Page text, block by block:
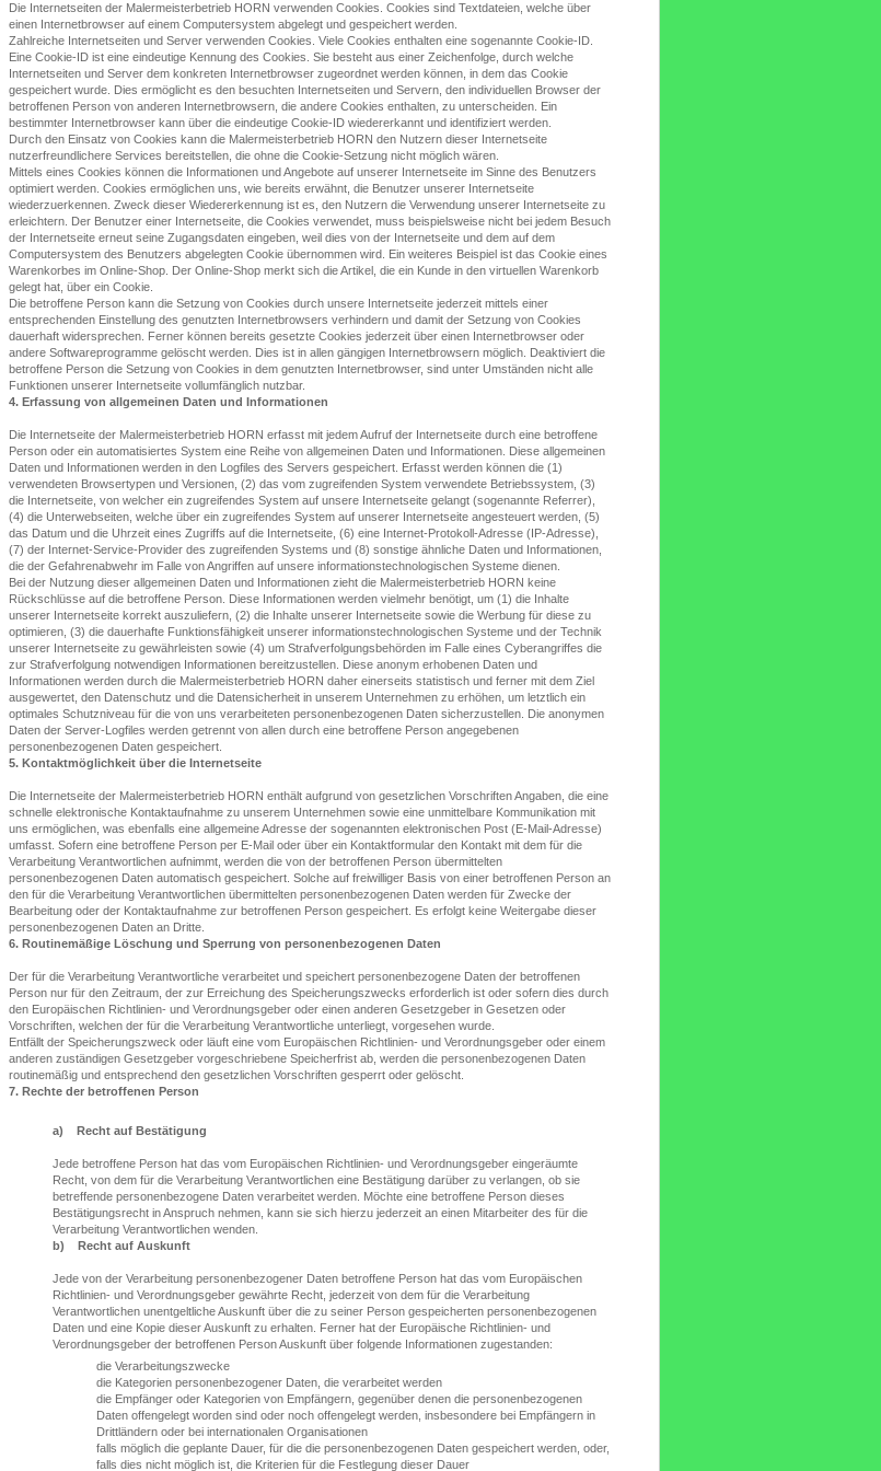
Die Internetseiten der Malermeisterbetrieb HORN verwenden Cookies. Cookies sind Textdateien, welche über
einen Internetbrowser auf einem Computersystem abgelegt und gespeichert werden.
Zahlreiche Internetseiten und Server verwenden Cookies. Viele Cookies enthalten eine sogenannte Cookie-ID.
Eine Cookie-ID ist eine eindeutige Kennung des Cookies. Sie besteht aus einer Zeichenfolge, durch welche
Internetseiten und Server dem konkreten Internetbrowser zugeordnet werden können, in dem das Cookie
gespeichert wurde. Dies ermöglicht es den besuchten Internetseiten und Servern, den individuellen Browser der
betroffenen Person von anderen Internetbrowsern, die andere Cookies enthalten, zu unterscheiden. Ein
bestimmter Internetbrowser kann über die eindeutige Cookie-ID wiedererkannt und identifiziert werden.
Durch den Einsatz von Cookies kann die Malermeisterbetrieb HORN den Nutzern dieser Internetseite
nutzerfreundlichere Services bereitstellen, die ohne die Cookie-Setzung nicht möglich wären.
Mittels eines Cookies können die Informationen und Angebote auf unserer Internetseite im Sinne des Benutzers
optimiert werden. Cookies ermöglichen uns, wie bereits erwähnt, die Benutzer unserer Internetseite
wiederzuerkennen. Zweck dieser Wiedererkennung ist es, den Nutzern die Verwendung unserer Internetseite zu
erleichtern. Der Benutzer einer Internetseite, die Cookies verwendet, muss beispielsweise nicht bei jedem Besuch
der Internetseite erneut seine Zugangsdaten eingeben, weil dies von der Internetseite und dem auf dem
Computersystem des Benutzers abgelegten Cookie übernommen wird. Ein weiteres Beispiel ist das Cookie eines
Warenkorbes im Online-Shop. Der Online-Shop merkt sich die Artikel, die ein Kunde in den virtuellen Warenkorb
gelegt hat, über ein Cookie.
Die betroffene Person kann die Setzung von Cookies durch unsere Internetseite jederzeit mittels einer
entsprechenden Einstellung des genutzten Internetbrowsers verhindern und damit der Setzung von Cookies
dauerhaft widersprechen. Ferner können bereits gesetzte Cookies jederzeit über einen Internetbrowser oder
andere Softwareprogramme gelöscht werden. Dies ist in allen gängigen Internetbrowsern möglich. Deaktiviert die
betroffene Person die Setzung von Cookies in dem genutzten Internetbrowser, sind unter Umständen nicht alle
Funktionen unserer Internetseite vollumfänglich nutzbar.
4. Erfassung von allgemeinen Daten und Informationen
Die Internetseite der Malermeisterbetrieb HORN erfasst mit jedem Aufruf der Internetseite durch eine betroffene
Person oder ein automatisiertes System eine Reihe von allgemeinen Daten und Informationen. Diese allgemeinen
Daten und Informationen werden in den Logfiles des Servers gespeichert. Erfasst werden können die (1)
verwendeten Browsertypen und Versionen, (2) das vom zugreifenden System verwendete Betriebssystem, (3)
die Internetseite, von welcher ein zugreifendes System auf unsere Internetseite gelangt (sogenannte Referrer),
(4) die Unterwebseiten, welche über ein zugreifendes System auf unserer Internetseite angesteuert werden, (5)
das Datum und die Uhrzeit eines Zugriffs auf die Internetseite, (6) eine Internet-Protokoll-Adresse (IP-Adresse),
(7) der Internet-Service-Provider des zugreifenden Systems und (8) sonstige ähnliche Daten und Informationen,
die der Gefahrenabwehr im Falle von Angriffen auf unsere informationstechnologischen Systeme dienen.
Bei der Nutzung dieser allgemeinen Daten und Informationen zieht die Malermeisterbetrieb HORN keine
Rückschlüsse auf die betroffene Person. Diese Informationen werden vielmehr benötigt, um (1) die Inhalte
unserer Internetseite korrekt auszuliefern, (2) die Inhalte unserer Internetseite sowie die Werbung für diese zu
optimieren, (3) die dauerhafte Funktionsfähigkeit unserer informationstechnologischen Systeme und der Technik
unserer Internetseite zu gewährleisten sowie (4) um Strafverfolgungsbehörden im Falle eines Cyberangriffes die
zur Strafverfolgung notwendigen Informationen bereitzustellen. Diese anonym erhobenen Daten und
Informationen werden durch die Malermeisterbetrieb HORN daher einerseits statistisch und ferner mit dem Ziel
ausgewertet, den Datenschutz und die Datensicherheit in unserem Unternehmen zu erhöhen, um letztlich ein
optimales Schutzniveau für die von uns verarbeiteten personenbezogenen Daten sicherzustellen. Die anonymen
Daten der Server-Logfiles werden getrennt von allen durch eine betroffene Person angegebenen
personenbezogenen Daten gespeichert.
5. Kontaktmöglichkeit über die Internetseite
Die Internetseite der Malermeisterbetrieb HORN enthält aufgrund von gesetzlichen Vorschriften Angaben, die eine
schnelle elektronische Kontaktaufnahme zu unserem Unternehmen sowie eine unmittelbare Kommunikation mit
uns ermöglichen, was ebenfalls eine allgemeine Adresse der sogenannten elektronischen Post (E-Mail-Adresse)
umfasst. Sofern eine betroffene Person per E-Mail oder über ein Kontaktformular den Kontakt mit dem für die
Verarbeitung Verantwortlichen aufnimmt, werden die von der betroffenen Person übermittelten
personenbezogenen Daten automatisch gespeichert. Solche auf freiwilliger Basis von einer betroffenen Person an
den für die Verarbeitung Verantwortlichen übermittelten personenbezogenen Daten werden für Zwecke der
Bearbeitung oder der Kontaktaufnahme zur betroffenen Person gespeichert. Es erfolgt keine Weitergabe dieser
personenbezogenen Daten an Dritte.
6. Routinemäßige Löschung und Sperrung von personenbezogenen Daten
Der für die Verarbeitung Verantwortliche verarbeitet und speichert personenbezogene Daten der betroffenen
Person nur für den Zeitraum, der zur Erreichung des Speicherungszwecks erforderlich ist oder sofern dies durch
den Europäischen Richtlinien- und Verordnungsgeber oder einen anderen Gesetzgeber in Gesetzen oder
Vorschriften, welchen der für die Verarbeitung Verantwortliche unterliegt, vorgesehen wurde.
Entfällt der Speicherungszweck oder läuft eine vom Europäischen Richtlinien- und Verordnungsgeber oder einem
anderen zuständigen Gesetzgeber vorgeschriebene Speicherfrist ab, werden die personenbezogenen Daten
routinemäßig und entsprechend den gesetzlichen Vorschriften gesperrt oder gelöscht.
7. Rechte der betroffenen Person
a) Recht auf Bestätigung
Jede betroffene Person hat das vom Europäischen Richtlinien- und Verordnungsgeber eingeräumte
Recht, von dem für die Verarbeitung Verantwortlichen eine Bestätigung darüber zu verlangen, ob sie
betreffende personenbezogene Daten verarbeitet werden. Möchte eine betroffene Person dieses
Bestätigungsrecht in Anspruch nehmen, kann sie sich hierzu jederzeit an einen Mitarbeiter des für die
Verarbeitung Verantwortlichen wenden.
b) Recht auf Auskunft
Jede von der Verarbeitung personenbezogener Daten betroffene Person hat das vom Europäischen
Richtlinien- und Verordnungsgeber gewährte Recht, jederzeit von dem für die Verarbeitung
Verantwortlichen unentgeltliche Auskunft über die zu seiner Person gespeicherten personenbezogenen
Daten und eine Kopie dieser Auskunft zu erhalten. Ferner hat der Europäische Richtlinien- und
Verordnungsgeber der betroffenen Person Auskunft über folgende Informationen zugestanden:
die Verarbeitungszwecke
die Kategorien personenbezogener Daten, die verarbeitet werden
die Empfänger oder Kategorien von Empfängern, gegenüber denen die personenbezogenen
Daten offengelegt worden sind oder noch offengelegt werden, insbesondere bei Empfängern in
Drittländern oder bei internationalen Organisationen
falls möglich die geplante Dauer, für die die personenbezogenen Daten gespeichert werden, oder,
falls dies nicht möglich ist, die Kriterien für die Festlegung dieser Dauer